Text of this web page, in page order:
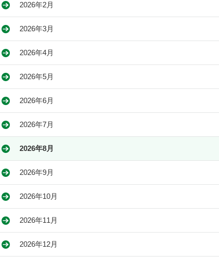
2026年2月
2026年3月
2026年4月
2026年5月
2026年6月
2026年7月
2026年8月
2026年9月
2026年10月
2026年11月
2026年12月